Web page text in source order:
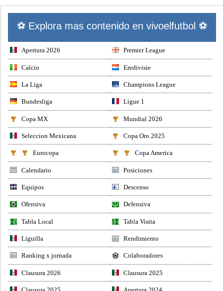
⚽ Explora mas contenido en vivoelfutbol ⚽
Apertura 2026 Premier League
Calcio Eredivisie
La Liga Champions League
Bundesliga Ligue 1
Copa MX Mundial 2026
Seleccion Mexicana Copa Oro 2025
Eurocopa Copa America
Calendario Posiciones
Equipos Descenso
Ofensiva Defensiva
Tabla Local Tabla Visita
Liguilla Rendimiento
Ranking x jornada Colaboradores
Clausura 2026 Clausura 2025